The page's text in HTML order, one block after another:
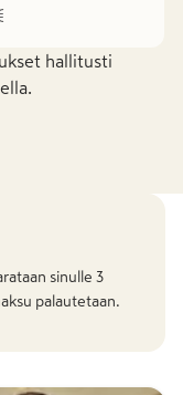
hallitusti
sinulle 3
palautetaan.